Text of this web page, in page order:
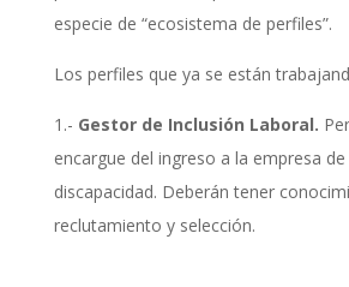
especie de “ecosistema de perfiles”.
Los perfiles que ya se están
1.- Gestor de Inclusión Laboral.
encargue del ingreso a la empresa
discapacidad. Deberán tener
reclutamiento y selección.